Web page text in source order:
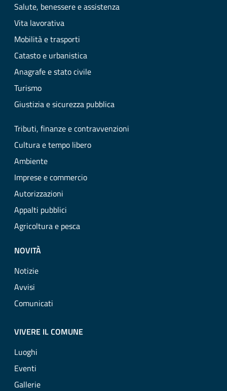
Salute, benessere e assistenza
Vita lavorativa
Mobilità e trasporti
Catasto e urbanistica
Anagrafe e stato civile
Turismo
Giustizia e sicurezza pubblica
Tributi, finanze e contravvenzioni
Cultura e tempo libero
Ambiente
Imprese e commercio
Autorizzazioni
Appalti pubblici
Agricoltura e pesca
NOVITÀ
Notizie
Avvisi
Comunicati
VIVERE IL COMUNE
Luoghi
Eventi
Gallerie